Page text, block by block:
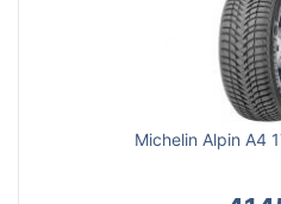
Michelin Alpin A4